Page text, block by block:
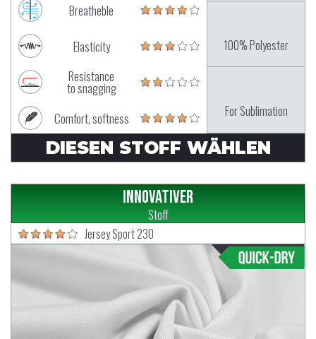
Breatheble
Elasticity
Resistance
to snagging
Comfort, softness
100% Polyester
For Sublimation
DIESEN STOFF WÄHLEN
Innovativer
Stoff
Jersey Sport 230